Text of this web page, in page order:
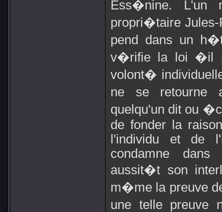
Ess�nine. L'un
propri�taire
pend dans un
v�rifie la loi �il
volont�
ne se retourne
quelqu'un dit ou
de fonder la
l'individu et de
condamne
aussit�t son
m�me la preuve
une telle preuve